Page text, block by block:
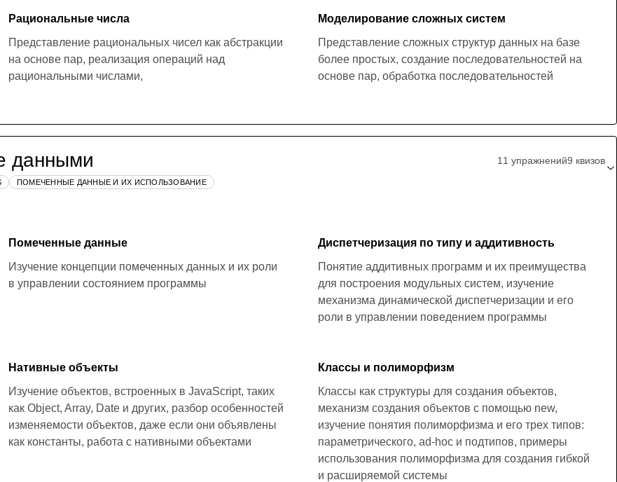
Рациональные числа
Представление рациональных чисел как абстракции
на основе пар, реализация операций над
рациональными числами,
Моделирование сложных систем
Представление сложных структур данных на базе
более простых, создание последовательностей на
основе пар, обработка последовательностей
данными 11 упражнений9 квизов
ПОМЕЧЕННЫЕ ДАННЫЕ И ИХ ИСПОЛЬЗОВАНИЕ
Помеченные данные
Изучение концепции помеченных данных и их роли
в управлении состоянием программы
Диспетчеризация по типу и аддитивность
Понятие аддитивных программ и их преимущества
для построения модульных систем, изучение
механизма динамической диспетчеризации и его
роли в управлении поведением программы
Нативные объекты
Изучение объектов, встроенных в JavaScript, таких
как Object, Array, Date и других, разбор особенностей
изменяемости объектов, даже если они объявлены
как константы, работа с нативными объектами
Классы и полиморфизм
Классы как структуры для создания объектов,
механизм создания объектов с помощью new,
изучение понятия полиморфизма и его трех типов:
параметрического, ad-hoc и подтипов, примеры
использования полиморфизма для создания гибкой
и расширяемой системы